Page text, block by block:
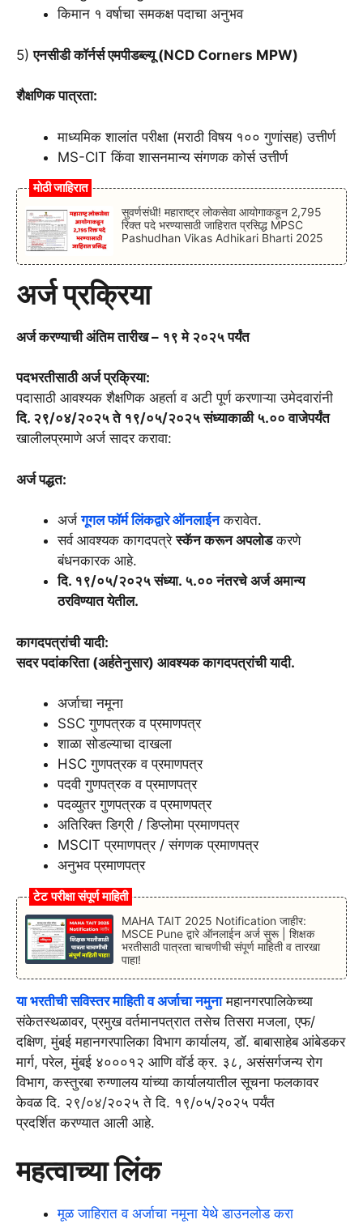
किमान १ वर्षाचा समकक्ष पदाचा अनुभव
5)एनसीडी कॉर्नर्स एमपीडब्ल्यू (NCD Corners MPW)
शैक्षणिक पात्रता:
माध्यमिक शालांत परीक्षा (मराठी विषय १०० गुणांसह) उत्तीर्ण
MS-CIT किंवा शासनमान्य संगणक कोर्स उत्तीर्ण
मोठी जाहिरात
सुवर्णसंधी! महाराष्ट्र लोकसेवा आयोगाकडून 2,795
रिक्त पदे भरण्यासाठी जाहिरात प्रसिद्ध MPSC
Pashudhan Vikas Adhikari Bharti 2025
अर्ज प्रक्रिया
अर्ज करण्याची अंतिम तारीख – १९ मे २०२५ पर्यंत
पदभरतीसाठी अर्ज प्रक्रिया:
पदासाठी आवश्यक शैक्षणिक अहर्ता व अटी पूर्ण करणाऱ्या उमेदवारांनी
दि. २९/०४/२०२५ ते १९/०५/२०२५ संध्याकाळी ५.०० वाजेपर्यंत
खालीलप्रमाणे अर्ज सादर करावा:
अर्ज पद्धत:
अर्जगूगल फॉर्म लिंकद्वारे ऑनलाईनकरावेत.
सर्व आवश्यक कागदपत्रेस्कॅन करून अपलोडकरणे
बंधनकारक आहे.
दि. १९/०५/२०२५ संध्या. ५.०० नंतरचे अर्ज अमान्य
ठरविण्यात येतील.
कागदपत्रांची यादी:
सदर पदांकरिता (अर्हतेनुसार) आवश्यक कागदपत्रांची यादी.
अर्जाचा नमूना
SSC गुणपत्रक व प्रमाणपत्र
शाळा सोडल्याचा दाखला
HSC गुणपत्रक व प्रमाणपत्र
पदवी गुणपत्रक व प्रमाणपत्र
पदव्युतर गुणपत्रक व प्रमाणपत्र
अतिरिक्त डिग्री / डिप्लोमा प्रमाणपत्र
MSCIT प्रमाणपत्र / संगणक प्रमाणपत्र
अनुभव प्रमाणपत्र
टेट परीक्षा संपूर्ण माहिती
MAHA TAIT 2025 Notification जाहीर:
MSCE Pune द्वारे ऑनलाईन अर्ज सुरू | शिक्षक
भरतीसाठी पात्रता चाचणीची संपूर्ण माहिती व तारखा
पाहा!
या भरतीची सविस्तर माहिती व अर्जाचा नमुनामहानगरपालिकेच्या
संकेतस्थळावर, प्रमुख वर्तमानपत्रात तसेच तिसरा मजला, एफ/
दक्षिण, मुंबई महानगरपालिका विभाग कार्यालय, डॉ. बाबासाहेब आंबेडकर
मार्ग, परेल, मुंबई ४०००१२ आणि वॉर्ड क्र. ३८, असंसर्गजन्य रोग
विभाग, कस्तुरबा रुग्णालय यांच्या कार्यालयातील सूचना फलकावर
केवळ दि. २९/०४/२०२५ ते दि. १९/०५/२०२५ पर्यंत
प्रदर्शित करण्यात आली आहे.
महत्वाच्या लिंक
मूळ जाहिरात व अर्जाचा नमूना येथे डाउनलोड करा